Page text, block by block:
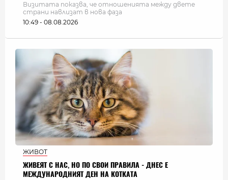
Визитата показва, че отношенията между двете
страни навлизат в нова фаза
10:49 - 08.08.2026
ЖИВОТ
ЖИВЕЯТ С НАС, НО ПО СВОИ ПРАВИЛА - ДНЕС Е
МЕЖДУНАРОДНИЯТ ДЕН НА КОТКАТА